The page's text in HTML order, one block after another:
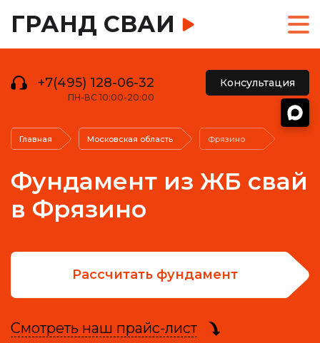
ГРАНД СВАИ
+7(495) 128-06-32
ПН-ВС 10:00-20:00
Консультация
Главная Московская область Фрязино
Фундамент из ЖБ свай
в Фрязино
Рассчитать фундамент
Смотреть наш прайс-лист